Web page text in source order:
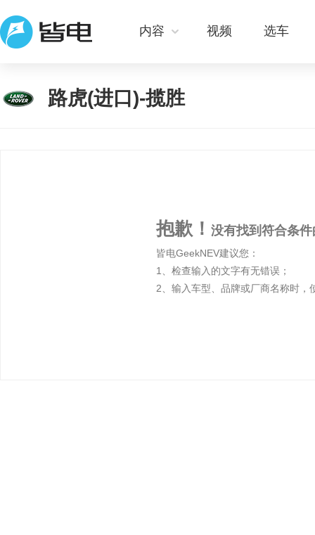
内容 视频 选车
路虎(进口)-揽胜
抱歉！ 没有找到符合条
皆电GeekNEV建议您：
1、检查输入的文字有无错误；
2、输入车型、品牌或厂商名称时，